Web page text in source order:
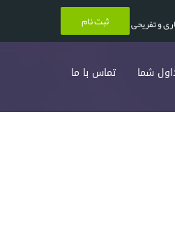
و تفریحی ثبت نام
شما تماس با ما